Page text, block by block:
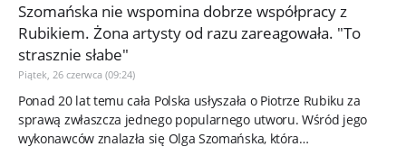
Szomańska nie wspomina dobrze współpracy z
Rubikiem. Żona artysty od razu zareagowała. "To
strasznie słabe"
Piątek, 26 czerwca (09:24)
Ponad 20 lat temu cała Polska usłyszała o Piotrze Rubiku za
sprawą zwłaszcza jednego popularnego utworu. Wśród jego
wykonawców znalazła się Olga Szomańska, która